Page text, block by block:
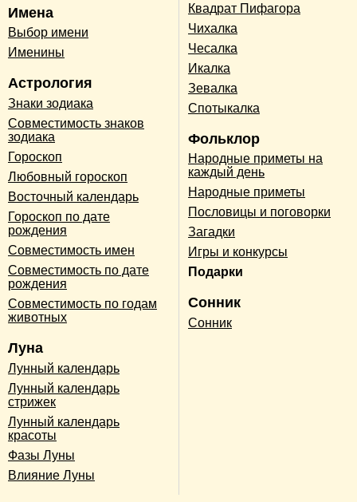
Имена
Выбор имени
Именины
Астрология
Знаки зодиака
Совместимость знаков
зодиака
Гороскоп
Любовный гороскоп
Восточный календарь
Гороскоп по дате
рождения
Совместимость имен
Совместимость по дате
рождения
Совместимость по годам
животных
Луна
Лунный календарь
Лунный календарь
стрижек
Лунный календарь
красоты
Фазы Луны
Влияние Луны
Квадрат Пифагора
Чихалка
Чесалка
Икалка
Зевалка
Спотыкалка
Фольклор
Народные приметы на
каждый день
Народные приметы
Пословицы и поговорки
Загадки
Игры и конкурсы
Подарки
Сонник
Сонник